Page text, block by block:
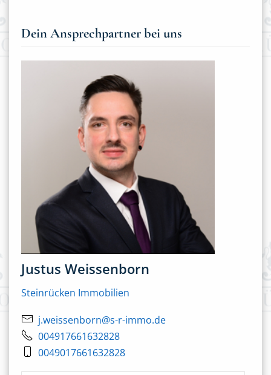
Dein Ansprechpartner bei uns
Justus Weissenborn
Steinrücken Immobilien
j.weissenborn@s-r-immo.de
004917661632828
0049017661632828